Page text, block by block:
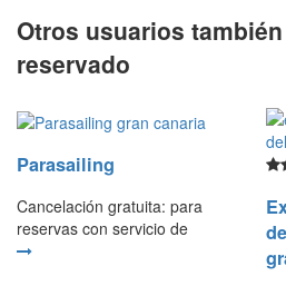
Otros usuarios
reservado
Parasailing
Cancelación gratuita: para
reservas con servicio de